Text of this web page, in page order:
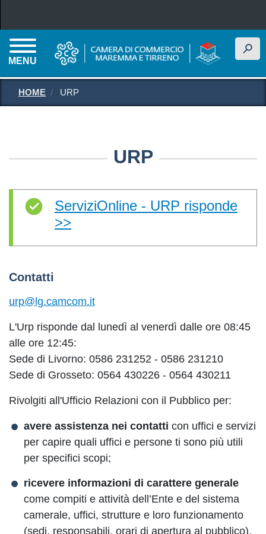
MENU
h
HOME URP
URP
ServiziOnline - URP risponde
>>
Contatti
urp@lg.camcom.it
L'Urp risponde dal lunedì al venerdì dalle ore 08:45
alle ore 12:45:
Sede di Livorno: 0586 231252 - 0586 231210
Sede di Grosseto: 0564 430226 - 0564 430211
Rivolgiti all'Ufficio Relazioni con il Pubblico per:
avere assistenza nei contatti con uffici e servizi
per capire quali uffici e persone ti sono più utili
per specifici scopi;
ricevere informazioni di carattere generale
come compiti e attività dell’Ente e del sistema
camerale, uffici, strutture e loro funzionamento
(sedi, responsabili, orari di apertura al pubblico),